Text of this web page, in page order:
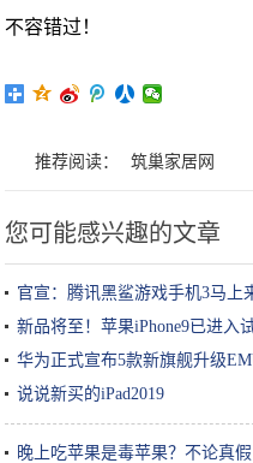
不容错过！
推荐阅读： 筑巢家居网
您可能感兴趣的文章
官宣：腾讯黑鲨游戏手机3马上
新品将至！苹果iPhone9已进入
华为正式宣布5款新旗舰升级
说说新买的iPad2019
晚上吃苹果是毒苹果？不论真